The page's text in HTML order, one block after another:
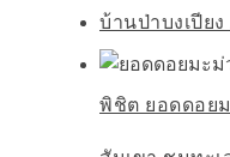
บ้านป่าบงเปีย
พิชิต ยอดดอย